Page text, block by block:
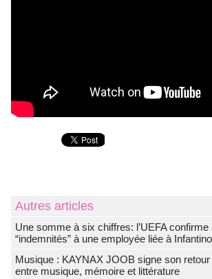
Autres articles
Une somme à six chiffres: l’UEFA
“indemnités” à une employée liée à Infantino
Musique : KAYNAX JOOB signe son retour
entre musique, mémoire et littérature